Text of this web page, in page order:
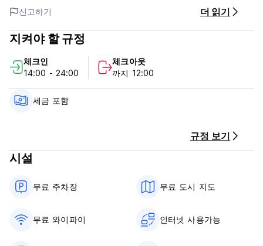
우리 휴가 마을은 고요한 골든 베이(Golden Bay) 모래사장, 데니
즈키지(Denizkizi) 및 이스케이프 비치(Escape Beach)에서 도보
로 단 2분 거리에 있습니다. 또한 해변 시설에는 모든 수상 스포츠
와 스쿠버 다이빙이 포함됩니다. 북부 키프로스 전역을 여행하는
다.
단지는 호텔 객실형 방갈로 16개, 일반 방갈로 5개, 슈퍼 듀플렉
스 빌라형 방갈로 7개로 구성되어 있습니다.
주방, 주전자, 샤워 시설, 1층 화장실, TV와 전화기가 있는 라운지
운 지중해 꽃 또는 포도 덩굴의 그늘을 감상할 수 있는 수영장을
호텔 객실에서는 키레니아 산맥(Kyrenia Mountains)과 깊고 푸른
어컨, TV, 직통 전화, 주전자, 냉장고, 발코니 및 욕실이 마련되어
있습니다.
신고하기 더 읽기
지켜야 할 규정
체크인
14:00 - 24:00
체크아웃
까지 12:00
세금 포함
규정 보기
시설
무료 주차장 무료 도시 지도
무료 와이파이 인터넷 사용가능